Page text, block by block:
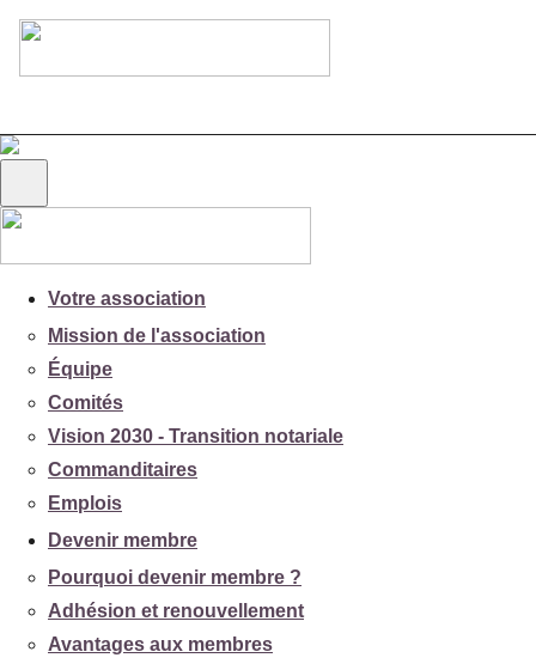
Votre association
Mission de l'association
Équipe
Comités
Vision 2030 - Transition notariale
Commanditaires
Emplois
Devenir membre
Pourquoi devenir membre ?
Adhésion et renouvellement
Avantages aux membres